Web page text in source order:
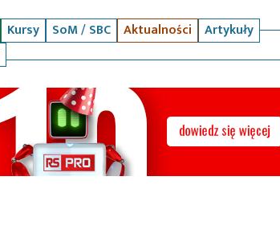
Kursy SoM / SBC Aktualności
Artykuły